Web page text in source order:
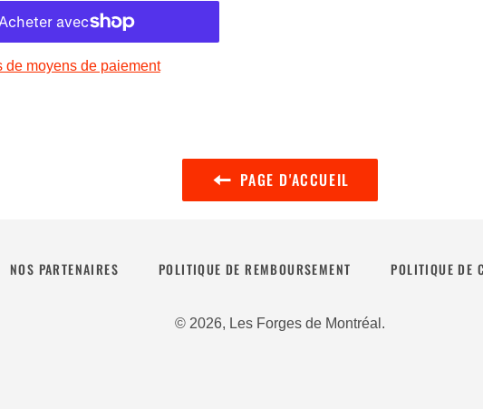
de moyens de paiement
PAGE D'ACCUEIL
NOS PARTENAIRES POLITIQUE DE REMBOURSEMENT POLITIQUE DE
© 2026, Les Forges de Montréal .